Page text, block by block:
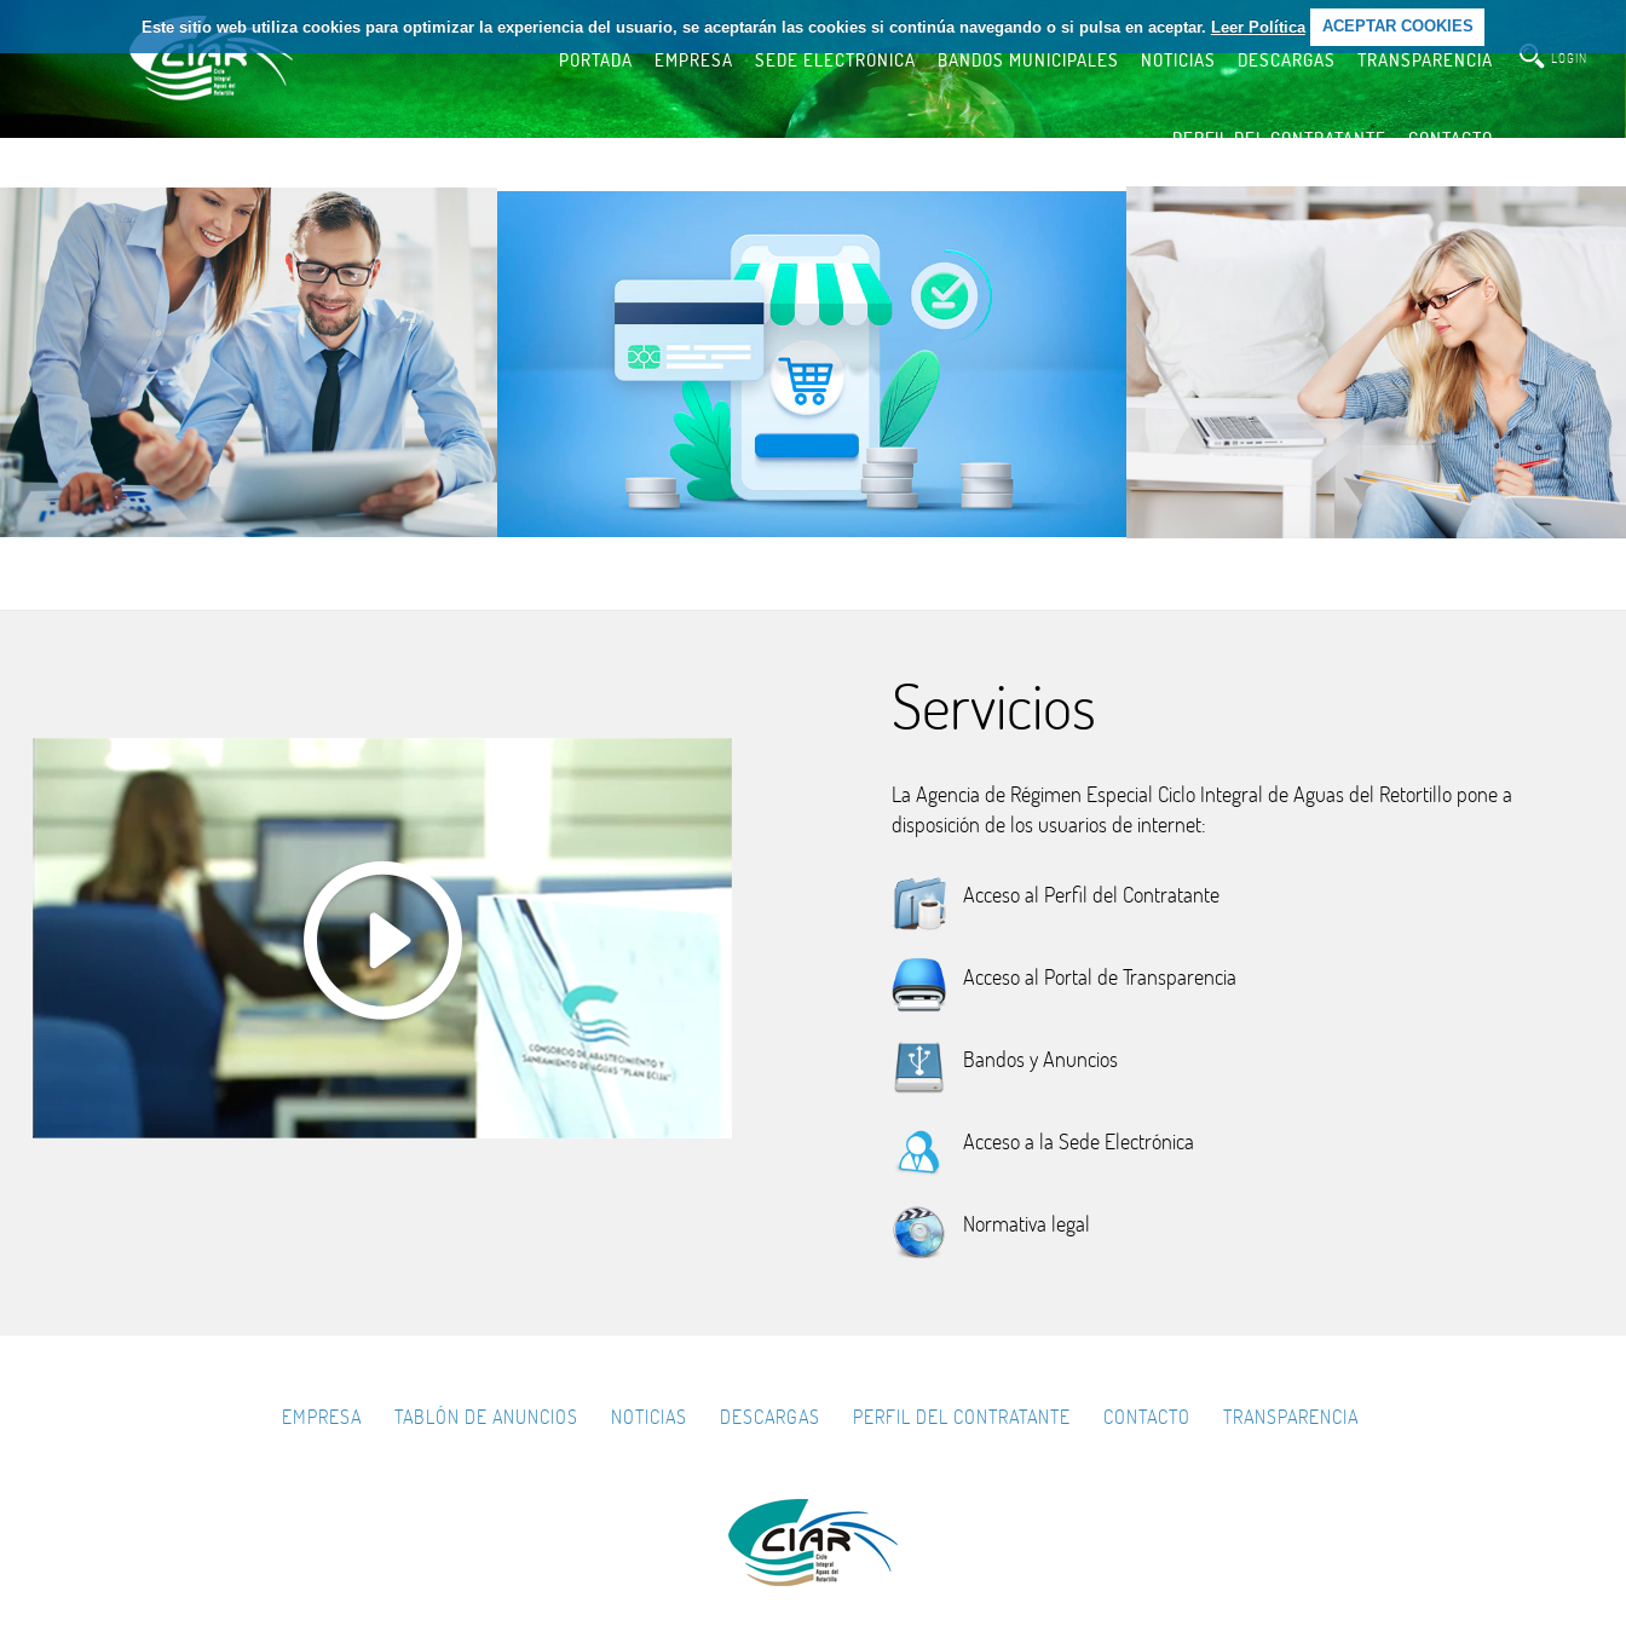
Este sitio web utiliza cookies para optimizar la experiencia del usuario, se aceptarán las cookies si continúa navegando o si pulsa en aceptar. Leer Política ACEPTAR COOKIES
PORTADA EMPRESA SEDE ELECTRÓNICA BANDOS MUNICIPALES NOTICIAS DESCARGAS TRANSPARENCIA
PERFIL DEL CONTRATANTE CONTACTO
LOGIN
Servicios
La Agencia de Régimen Especial Ciclo Integral de Aguas del Retortillo pone a
disposición de los usuarios de internet:
Acceso al Perfil del Contratante
Acceso al Portal de Transparencia
Bandos y Anuncios
Acceso a la Sede Electrónica
Normativa legal
EMPRESA TABLÓN DE ANUNCIOS NOTICIAS DESCARGAS PERFIL DEL CONTRATANTE CONTACTO TRANSPARENCIA